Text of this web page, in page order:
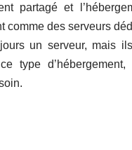
partagé et
comme des serveurs
un serveur, mais
type